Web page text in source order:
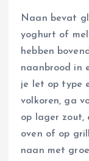
Naan bevat
yoghurt of
hebben
naanbrood in
je let op type
volkoren, ga
op lager zout,
oven of op
naan met